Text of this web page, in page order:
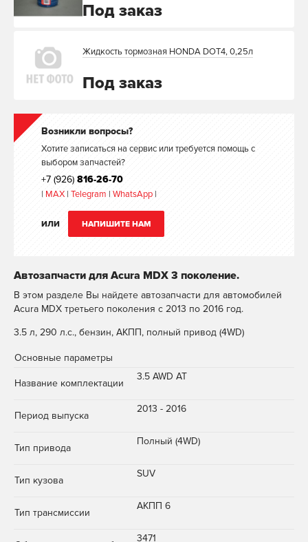
Под заказ
Жидкость тормозная HONDA DOT4, 0,25л
Под заказ
Возникли вопросы?
Хотите записаться на сервис или требуется помощь с
выбором запчастей?
+7 (926) 816-26-70
| MAX | Telegram | WhatsApp |
ИЛИ НАПИШИТЕ НАМ
Автозапчасти для Acura MDX 3 поколение.
В этом разделе Вы найдете автозапчасти для автомобилей
Acura MDX третьего поколения с 2013 по 2016 год.
3.5 л, 290 л.с., бензин, АКПП, полный привод (4WD)
Основные параметры
Название комплектации
3.5 AWD AT
Период выпуска
2013 - 2016
Тип привода
Полный (4WD)
Тип кузова
SUV
Тип трансмиссии
АКПП 6
3471